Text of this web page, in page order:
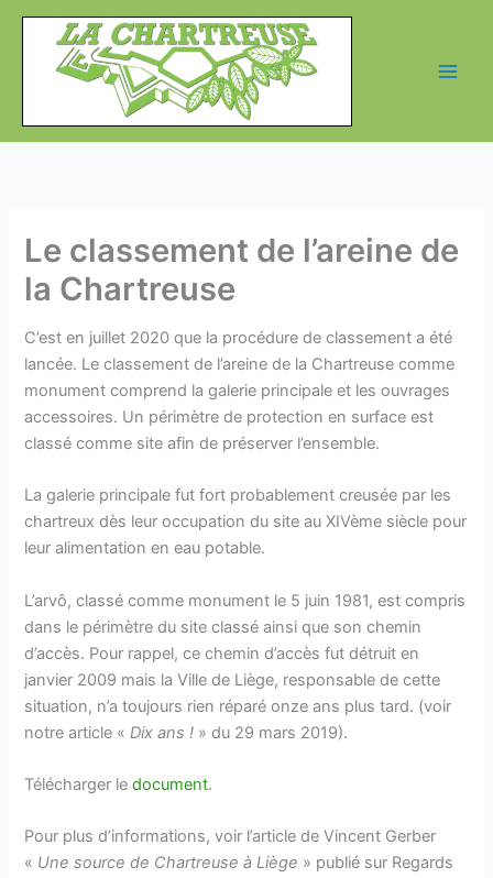
Aller
contenu
Le classement de l’areine de
la Chartreuse
C’est en juillet 2020 que la procédure de classement a été
lancée. Le classement de l’areine de la Chartreuse comme
monument comprend la galerie principale et les ouvrages
accessoires. Un périmètre de protection en surface est
classé comme site afin de préserver l’ensemble.
La galerie principale fut fort probablement creusée par les
chartreux dès leur occupation du site au XIVème siècle pour
leur alimentation en eau potable.
L’arvô, classé comme monument le 5 juin 1981, est compris
dans le périmètre du site classé ainsi que son chemin
d’accès. Pour rappel, ce chemin d’accès fut détruit en
janvier 2009 mais la Ville de Liège, responsable de cette
situation, n’a toujours rien réparé onze ans plus tard. (voir
notre article « Dix ans ! » du 29 mars 2019).
Télécharger ledocument.
Pour plus d’informations, voir l’article de Vincent Gerber
« Une source de Chartreuse à Liège » publié sur Regards